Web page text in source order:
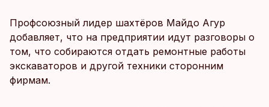
Профсоюзный лидер шахтёров Майдо Агур
добавляет, что на предприятии идут разговоры о
том, что собираются отдать ремонтные работы
экскаваторов и другой техники сторонним
фирмам.